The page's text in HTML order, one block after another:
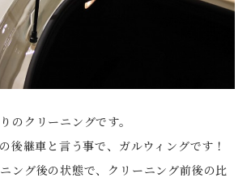
のクリーニングです。
後継車と言う事で、ガルウィングです！
ング後の状態で、クリーニング前後の比